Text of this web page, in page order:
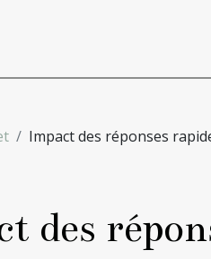
Impact des réponses
des